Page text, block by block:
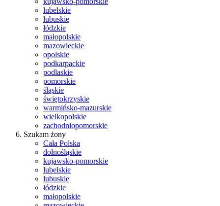
lubelskie
lubuskie
łódzkie
małopolskie
mazowieckie
opolskie
podkarpackie
podlaskie
pomorskie
śląskie
świętokrzyskie
warmińsko-mazurskie
wielkopolskie
zachodniopomorskie
Szukam żony
Cała Polska
dolnośląskie
kujawsko-pomorskie
lubelskie
lubuskie
łódzkie
małopolskie